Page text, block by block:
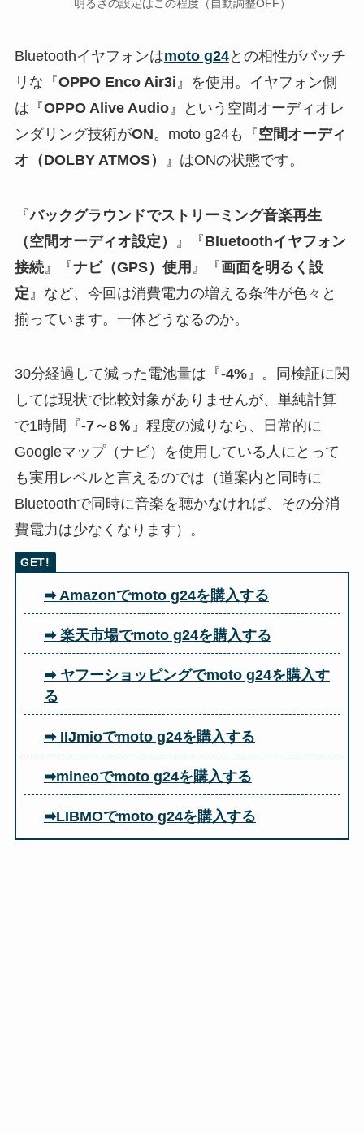
明るさの設定はこの程度（自動調整OFF）
Bluetoothイヤフォンはmoto g24との相性がバッチ
リな『OPPO Enco Air3i 』を使用。イヤフォン側
は『OPPO Alive Audio』という空間オーディオレ
ンダリング技術がON。moto g24も『空間オーディ
オ（DOLBY ATMOS）
』はONの状態です。
『バックグラウンドでストリーミング音楽再生
（空間オーディオ設定）
』『Bluetoothイヤフォン
接続』『ナビ（GPS）使用 』『画面を明るく設
定 』など、今回は消費電力の増える条件が色々と
揃っています。一体どうなるのか。
30分経過して減った電池量は『-4%』。同検証に関
しては現状で比較対象がありませんが、単純計算
で1時間『-7～8％ 』程度の減りなら、日常的に
Googleマップ（ナビ）を使用している人にとって
も実用レベルと言えるのでは（道案内と同時に
Bluetoothで同時に音楽を聴かなければ、その分消
費電力は少なくなります）。
➡ Amazonでmoto g24を購入する
➡ 楽天市場でmoto g24を購入する
➡ ヤフーショッピングでmoto g24を購入す
る
➡ IIJmioでmoto g24を購入する
➡mineoでmoto g24を購入する
➡LIBMOでmoto g24を購入する